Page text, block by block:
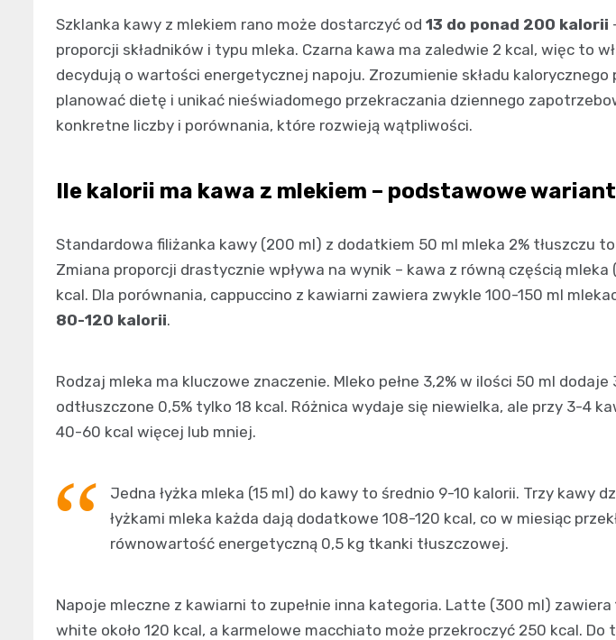
Szklanka kawy z mlekiem rano może dostarczyć od 13 do ponad 200 kalorii
proporcji składników i typu mleka. Czarna kawa ma zaledwie 2 kcal, więc to
decydują o wartości energetycznej napoju. Zrozumienie składu kalorycznego
planować dietę i unikać nieświadomego przekraczania dziennego
konkretne liczby i porównania, które rozwieją wątpliwości.
Ile kalorii ma kawa z mlekiem – podstawowe
Standardowa filiżanka kawy (200 ml) z dodatkiem 50 ml mleka 2% tłuszczu to
Zmiana proporcji drastycznie wpływa na wynik – kawa z równą częścią mleka
kcal. Dla porównania, cappuccino z kawiarni zawiera zwykle 100-150 ml
80-120 kalorii.
Rodzaj mleka ma kluczowe znaczenie. Mleko pełne 3,2% w ilości 50 ml dodaje
odtłuszczone 0,5% tylko 18 kcal. Różnica wydaje się niewielka, ale przy 3-4
40-60 kcal więcej lub mniej.
Jedna łyżka mleka (15 ml) do kawy to średnio 9-10 kalorii. Trzy kawy
łyżkami mleka każda dają dodatkowe 108-120 kcal, co w miesiąc
równowartość energetyczną 0,5 kg tkanki tłuszczowej.
Napoje mleczne z kawiarni to zupełnie inna kategoria. Latte (300 ml) zawiera
white około 120 kcal, a karmelowe macchiato może przekroczyć 250 kcal. Do